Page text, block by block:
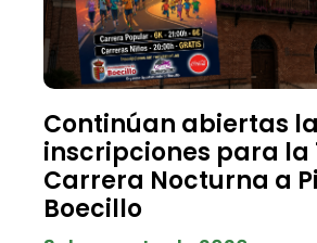
Continúan abiertas
inscripciones para la
Carrera Nocturna a
Boecillo